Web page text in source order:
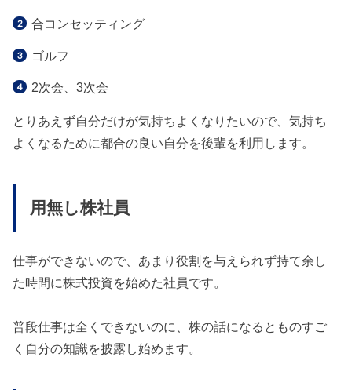
合コンセッティング
ゴルフ
2次会、3次会
とりあえず自分だけが気持ちよくなりたいので、気持ち
よくなるために都合の良い自分を後輩を利用します。
用無し株社員
仕事ができないので、あまり役割を与えられず持て余し
た時間に株式投資を始めた社員です。
普段仕事は全くできないのに、株の話になるとものすご
く自分の知識を披露し始めます。